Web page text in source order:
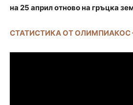
на 25 април отново на гръцка
СТАТИСТИКА ОТ ОЛИМПИАКОС